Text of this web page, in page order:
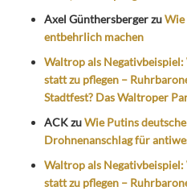
Axel GünthersbergerzuWie
entbehrlich machen
Waltrop als
statt zu pflegen –
Stadtfest? Das Waltroper
ACKzuWie Putins
Drohnenanschlag für
Waltrop als
statt zu pflegen –